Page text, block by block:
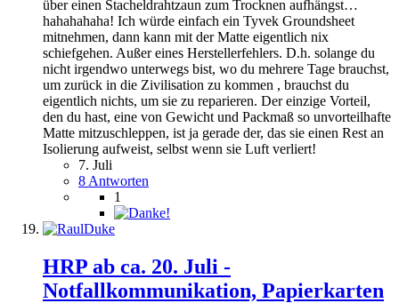
über einen Stacheldrahtzaun zum Trocknen aufhängst…
hahahahaha! Ich würde einfach ein Tyvek Groundsheet
mitnehmen, dann kann mit der Matte eigentlich nix
schiefgehen. Außer eines Herstellerfehlers. D.h. solange du
nicht irgendwo unterwegs bist, wo du mehrere Tage brauchst,
um zurück in die Zivilisation zu kommen , brauchst du
eigentlich nichts, um sie zu reparieren. Der einzige Vorteil,
den du hast, eine von Gewicht und Packmaß so unvorteilhafte
Matte mitzuschleppen, ist ja gerade der, das sie einen Rest an
Isolierung aufweist, selbst wenn sie Luft verliert!
7. Juli
8 Antworten
1
HRP ab ca. 20. Juli -
Notfallkommunikation, Papierkarten